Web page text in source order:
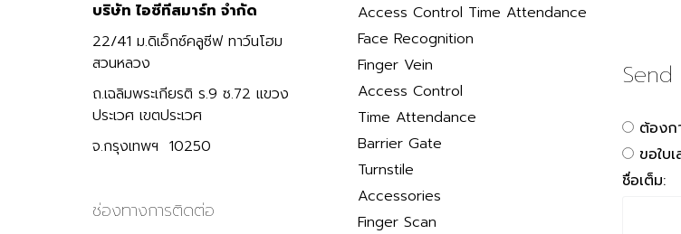
บริษัท ไอซีทีสมาร์ท จำกัด
22/41 ม.ดิเอ็กซ์คลูซีฟ ทาว์นโฮม
สวนหลวง
ถ.เฉลิมพระเกียรติ ร.9 ซ.72 แขวง
ประเวศ เขตประเวศ
จ.กรุงเทพฯ 10250
ช่องทางการติดต่อ
Access Control Time Attendance
Face Recognition
Finger Vein
Access Control
Time Attendance
Barrier Gate
Turnstile
Accessories
Finger Scan
Send
ต้องก
ขอใบ
ชื่อเต็ม: